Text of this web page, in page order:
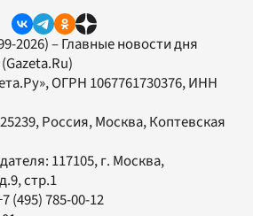
2026) – Главные новости дня
(Gazeta.Ru)
, ОГРН 1067761730376, ИНН
Россия, Москва, Коптевская
117105, г. Москва,
стр.1
(495) 785-00-12